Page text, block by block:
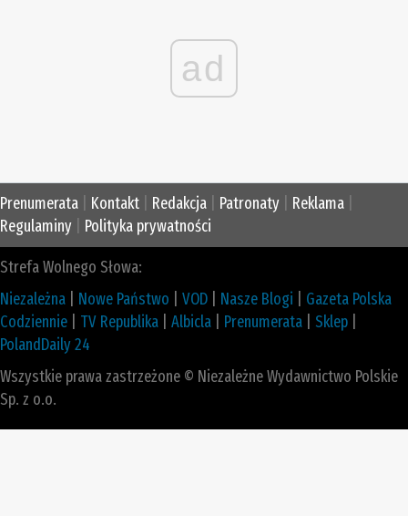
ad
Prenumerata Kontakt Redakcja Patronaty Reklama
Regulaminy
Polityka prywatności
Strefa Wolnego Słowa:
Niezależna
Nowe Państwo VOD Nasze Blogi
Gazeta Polska
Codziennie
TV Republika Albicla Prenumerata Sklep
PolandDaily 24
Wszystkie prawa zastrzeżone © Niezależne Wydawnictwo Polskie
Sp. z o.o.